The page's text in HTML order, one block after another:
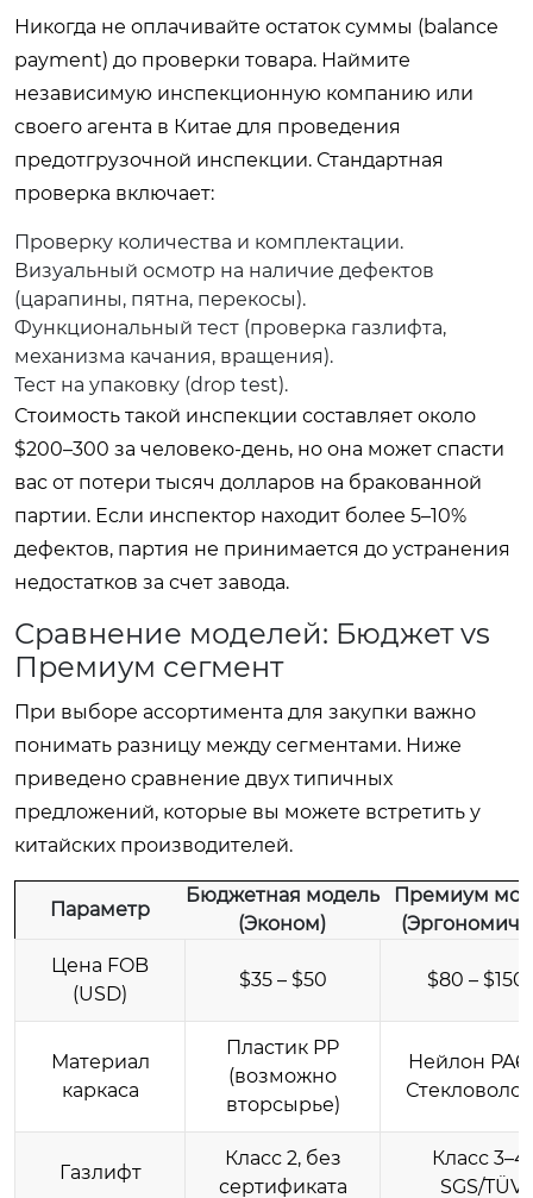
Никогда не оплачивайте остаток суммы (balance
payment) до проверки товара. Наймите
независимую инспекционную компанию или
своего агента в Китае для проведения
предотгрузочной инспекции. Стандартная
проверка включает:
Проверку количества и комплектации.
Визуальный осмотр на наличие дефектов
(царапины, пятна, перекосы).
Функциональный тест (проверка газлифта,
механизма качания, вращения).
Тест на упаковку (drop test).
Стоимость такой инспекции составляет около
$200–300 за человеко-день, но она может спасти
вас от потери тысяч долларов на бракованной
партии. Если инспектор находит более 5–10%
дефектов, партия не принимается до устранения
недостатков за счет завода.
Сравнение моделей: Бюджет vs
Премиум сегмент
При выборе ассортимента для закупки важно
понимать разницу между сегментами. Ниже
приведено сравнение двух типичных
предложений, которые вы можете встретить у
китайских производителей.
Параметр
Бюджетная модель
(Эконом)
Премиум
Цена FOB
(USD)
$35 – $50 $80 –
Материал
каркаса
Пластик PP
(возможно
вторсырье)
Нейлон
Газлифт
Класс 2, без
сертификата
Класс 3–4,
SGS/TÜV